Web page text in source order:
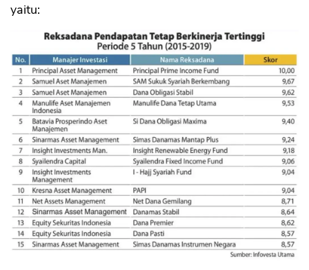
yaitu: